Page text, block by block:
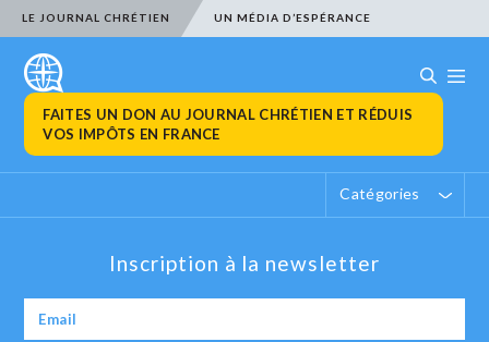
LE JOURNAL CHRÉTIEN UN MÉDIA D’ESPÉRANCE
FAITES UN DON AU JOURNAL CHRÉTIEN ET RÉDUIS
VOS IMPÔTS EN FRANCE
Catégories
Inscription à la newsletter